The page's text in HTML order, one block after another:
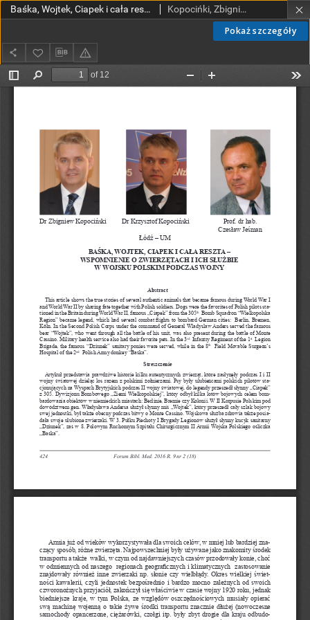
Pokaż szczegóły
Baśka, Wojtek, Ciapek i cała reszta – wspomnienie o zwierzętach i ich służbie w Wojsku Polskim podczas wojny Kopocińki, Zbigniew, Kopociński, Krzysztof; Jeśman, Czesław